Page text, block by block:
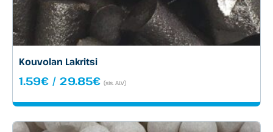
Kouvolan Lakritsi
1.59€ / 29.85€Hintaluokka:
-
(sis. ALV)